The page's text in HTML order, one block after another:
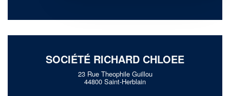
SOCIÉTÉ RICHARD CHLOEE
23 Rue Theophile Guillou
44800 Saint-Herblain